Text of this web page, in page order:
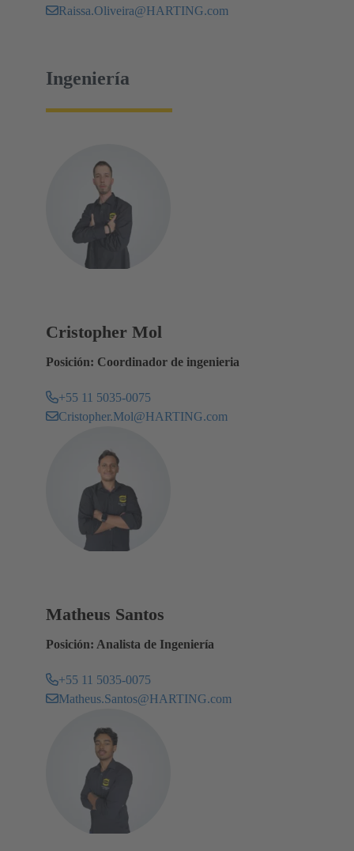
Raissa.Oliveira@HARTING.com
Ingeniería
Cristopher Mol
Posición: Coordinador de ingenieria
+55 11 5035-0075
Cristopher.Mol@HARTING.com
Matheus Santos
Posición: Analista de Ingeniería
+55 11 5035-0075
Matheus.Santos@HARTING.com